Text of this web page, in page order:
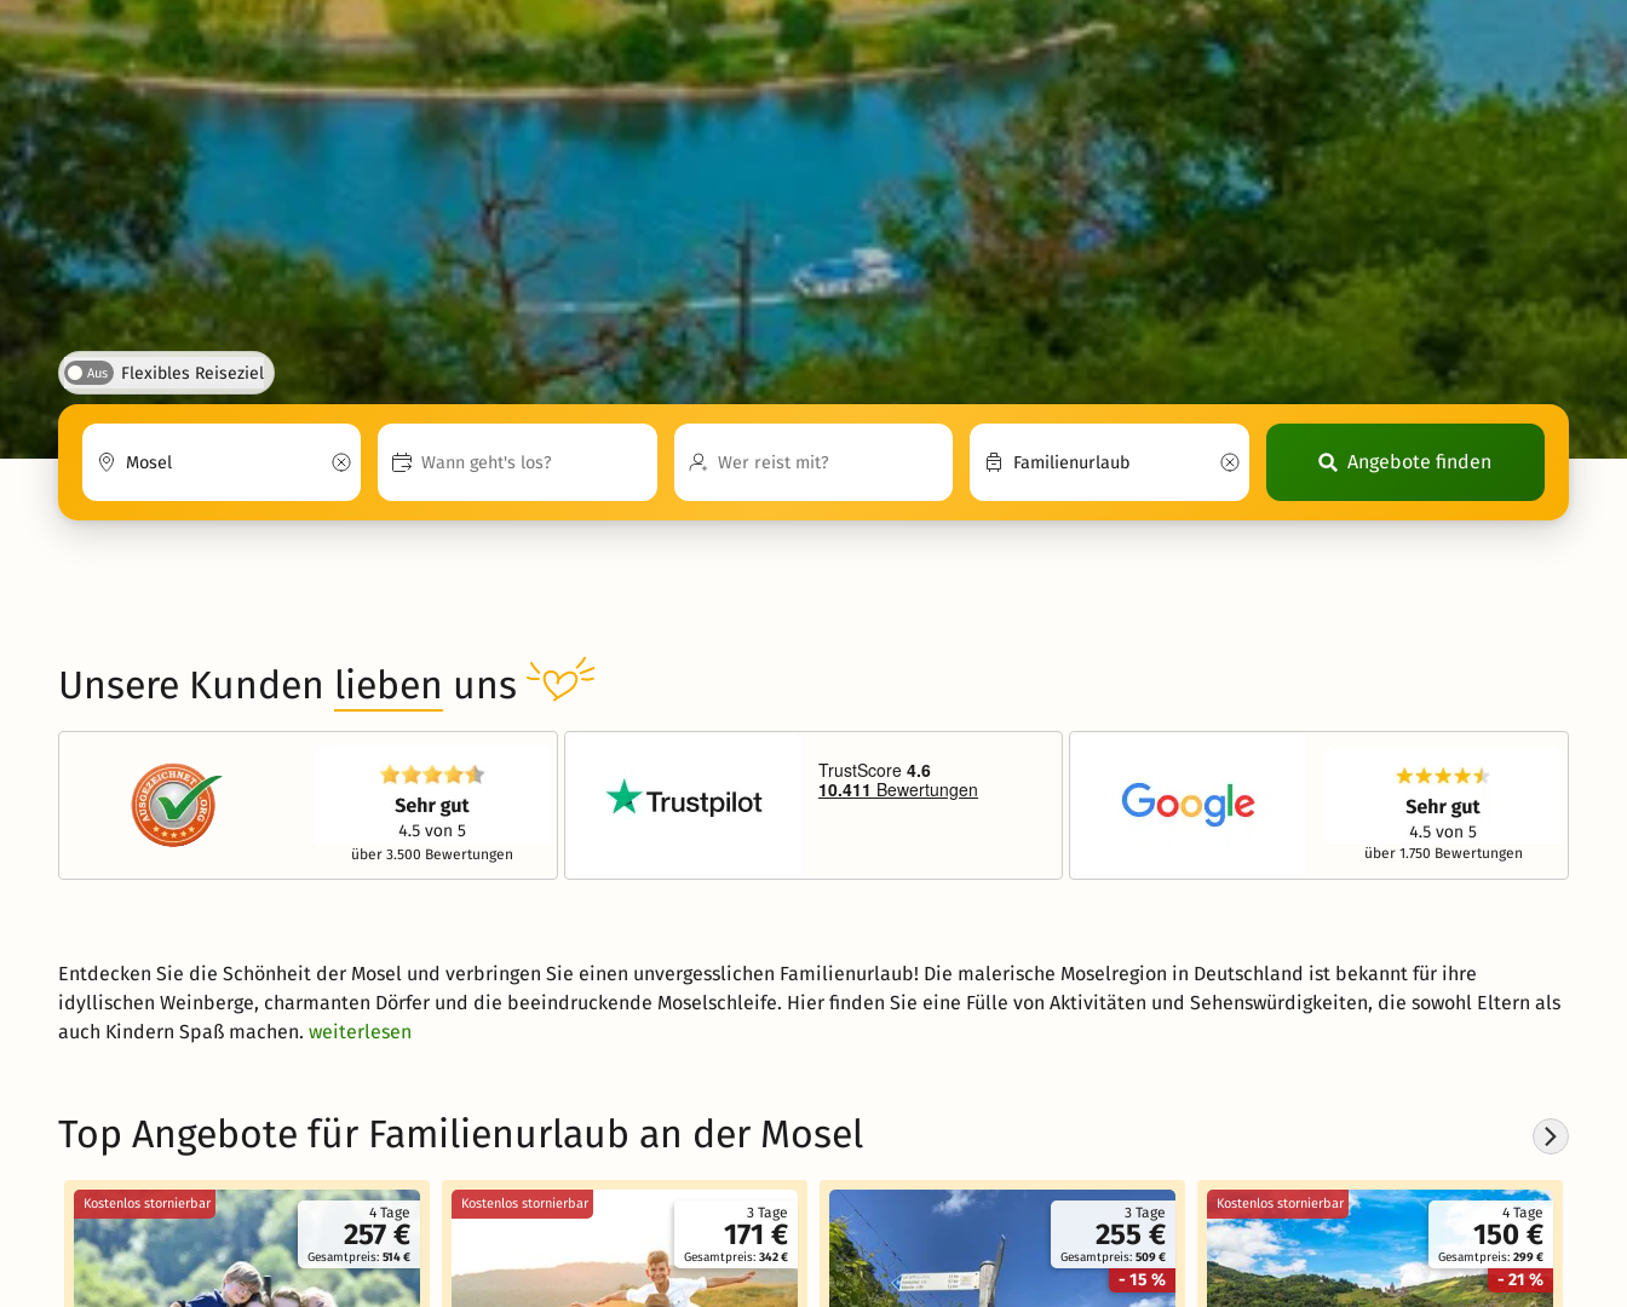
Aus Flexibles Reiseziel
Angebote finden
Unsere Kunden lieben uns
über 3.500 Bewertungen über 1.750 Bewertungen
Entdecken Sie die Schönheit der Mosel und verbringen Sie einen unvergesslichen Familienurlaub! Die malerische Moselregion in Deutschland ist bekannt für ihre
idyllischen Weinberge, charmanten Dörfer und die beeindruckende Moselschleife. Hier finden Sie eine Fülle von Aktivitäten und Sehenswürdigkeiten, die sowohl Eltern als
auch Kindern Spaß machen. weiterlesen
Top Angebote für Familienurlaub an der Mosel
4 Tage
257 €
Gesamtpreis: 514 €
Kostenlos stornierbar
3 Tage
171 €
Gesamtpreis: 342 €
Kostenlos stornierbar
3 Tage
255 €
Gesamtpreis: 509 €
- 15 %
4 Tage
150 €
Gesamtpreis: 299 €
- 21 %
Kostenlos stornierbar